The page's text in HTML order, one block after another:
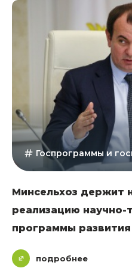
Госпрограммы и
Минсельхоз держит
реализацию научно-
программы развития
подробнее